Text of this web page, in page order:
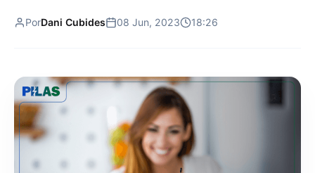
SUSCRÍBETE
PorDani Cubides 08 Jun, 2023 18:26